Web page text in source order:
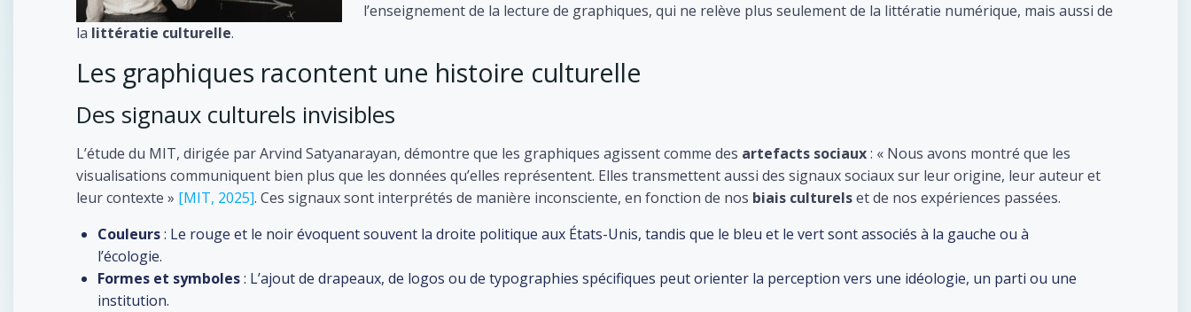
l’enseignement de la lecture de graphiques, qui ne relève plus seulement de la littératie numérique, mais aussi de
la littératie culturelle.
Les graphiques racontent une histoire culturelle
Des signaux culturels invisibles
L’étude du MIT, dirigée par Arvind Satyanarayan, démontre que les graphiques agissent comme des artefacts sociaux: « Nous avons montré que les
visualisations communiquent bien plus que les données qu’elles représentent. Elles transmettent aussi des signaux sociaux sur leur origine, leur auteur et
leur contexte » [MIT, 2025]. Ces signaux sont interprétés de manière inconsciente, en fonction de nos biais culturelset de nos expériences passées.
Couleurs: Le rouge et le noir évoquent souvent la droite politique aux États-Unis, tandis que le bleu et le vert sont associés à la gauche ou à
l’écologie.
Formes et symboles: L’ajout de drapeaux, de logos ou de typographies spécifiques peut orienter la perception vers une idéologie, un parti ou une
institution.